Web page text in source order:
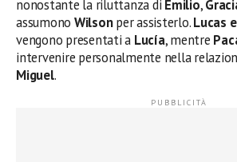
nonostante la riluttanza di Emilio,
assumono Wilsonper assisterlo.Lucas
vengono presentati a Lucía, mentre
intervenire personalmente nella
Miguel.